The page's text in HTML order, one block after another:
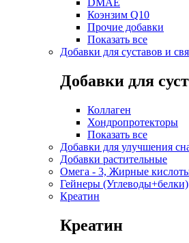
DMAE
Коэнзим Q10
Прочие добавки
Показать все
Добавки для суставов и
Добавки для
Коллаген
Хондропротекторы
Показать все
Добавки для улучшения
Добавки растительные
Омега - 3, Жирные
Гейнеры (Углеводы+белки)
Креатин
Креатин